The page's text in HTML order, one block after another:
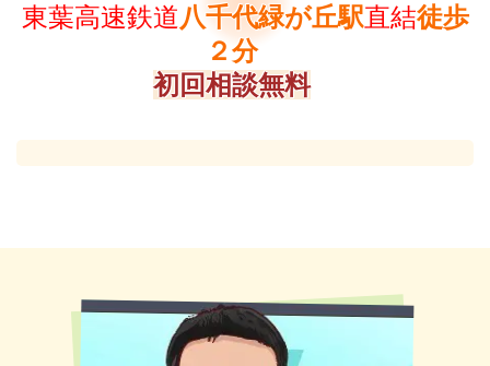
東葉高速鉄道八千代緑が丘駅直結徒歩
２分
初回相談無料